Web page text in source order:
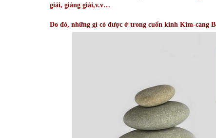
giải, giảng giải,v.v…
Do đó, những gì có được ở trong cuốn kinh Kim-cang